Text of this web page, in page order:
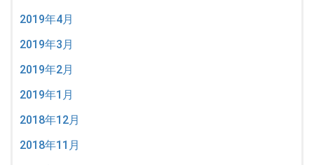
2019年4月
2019年3月
2019年2月
2019年1月
2018年12月
2018年11月